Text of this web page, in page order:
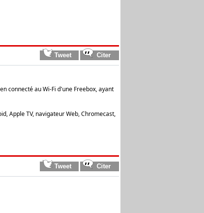
connecté au Wi-Fi d'une Freebox, ayant
Apple TV, navigateur Web, Chromecast,